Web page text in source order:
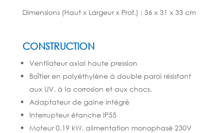
Dimensions (Haut x Largeur x Prof.) : 36 x 31 x 33 cm
CONSTRUCTION
Ventilateur axial haute pression
Boîtier en polyéthylène à double paroi résistant
aux UV, à la corrosion et aux chocs.
Adaptateur de gaine intégré
Interrupteur étanche IP55
Moteur 0.19 kW, alimentation monophasé 230V